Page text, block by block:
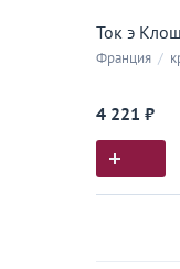
Ток э
Франция /
4 221 ₽